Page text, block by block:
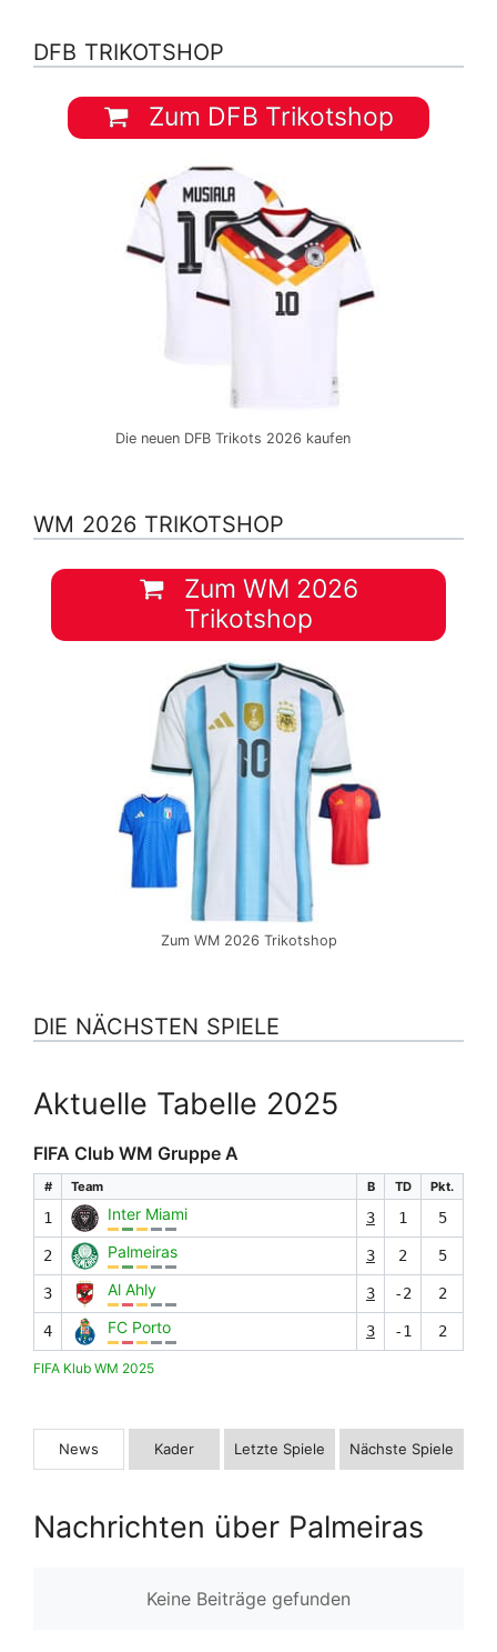
DFB TRIKOTSHOP
Zum DFB Trikotshop
Die neuen DFB Trikots 2026 kaufen
WM 2026 TRIKOTSHOP
Zum WM 2026
Trikotshop
Zum WM 2026 Trikotshop
DIE NÄCHSTEN SPIELE
Aktuelle Tabelle 2025
FIFA Club WM Gruppe A
# Team B TD Pkt.
1 Inter Miami 3 1 5
2 Palmeiras 3 2 5
3 Al Ahly 3 -2 2
4 FC Porto 3 -1 2
FIFA Klub WM 2025
News Kader Letzte Spiele Nächste Spiele
Nachrichten über Palmeiras
Keine Beiträge gefunden